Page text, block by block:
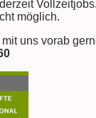
möglich.
uns vorab